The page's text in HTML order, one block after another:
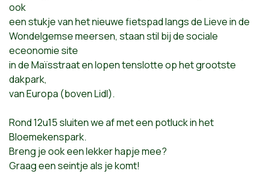
ook
een stukje van het nieuwe fietspad langs de Lieve in de
Wondelgemse meersen, staan stil bij de sociale
eceonomie site
in de Maïsstraat en lopen tenslotte op het grootste
dakpark,
van Europa (boven Lidl).
Rond 12u15 sluiten we af met een potluck in het
Bloemekenspark.
Breng je ook een lekker hapje mee?
Graag een seintje als je komt!